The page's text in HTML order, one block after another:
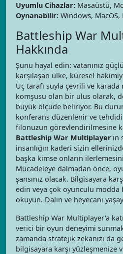
Uyumlu Cihazlar: Masaüstü,
Oynanabilir: Windows,
Battleship War
Hakkında
Şunu hayal edin: vatanınız
karşılaşan ülke, küresel
Üç tarafı suyla çevrili ve karada
komşusu olan bir ulus olarak,
büyük ölçüde beliriyor. Bu
konferans düzenlenir ve
filonuzun görevlendirilmesine
Battleship War Multiplayer'ın
insanlığın kaderi sizin
başka kimse onların
Mücadeleye dalmadan önce,
şansınız olacak. Bilgisayara
edin veya çok oyunculu modda
okuyun. Dalın ve heyecanı
Battleship War Multiplayer'a
verici bir oyun deneyimi
zamanda stratejik zekanızı da
bilgisayara karşı yüzleşmenize